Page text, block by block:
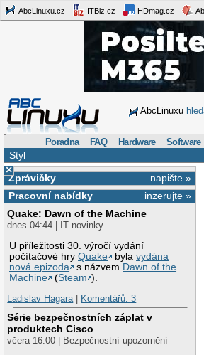
AbcLinuxu.cz ITBiz.cz HDmag.cz
AbcLinuxu
Poradna FAQ Hardware Software
Styl
×
napište »
Zprávičky
inzerujte »
Pracovní nabídky
Quake: Dawn of the Machine
dnes 04:44 | IT novinky
U příležitosti 30. výročí vydání
počítačové hryQuake bylavydána
nová epizoda
s názvem Dawn of the
Machine
(Steam ).
Ladislav Hagara| Komentářů: 3
Série bezpečnostních záplat v
produktech Cisco
včera 16:00 | Bezpečnostní upozornění